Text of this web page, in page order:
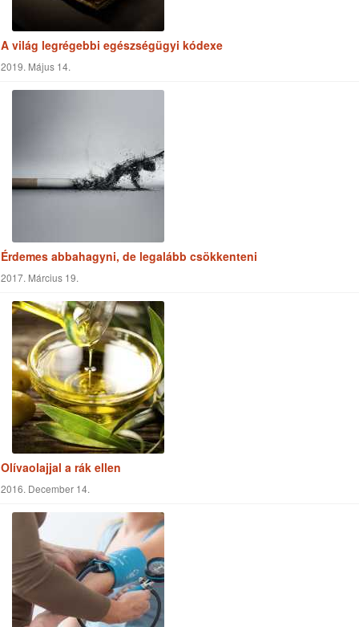
A világ legrégebbi egészségügyi kódexe
2019. Május 14.
Érdemes abbahagyni, de legalább csökkenteni
2017. Március 19.
Olívaolajjal a rák ellen
2016. December 14.